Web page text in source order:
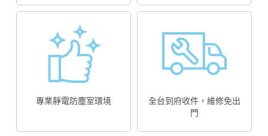
專業靜電防塵室環境
全台到府收件，維修免出
門